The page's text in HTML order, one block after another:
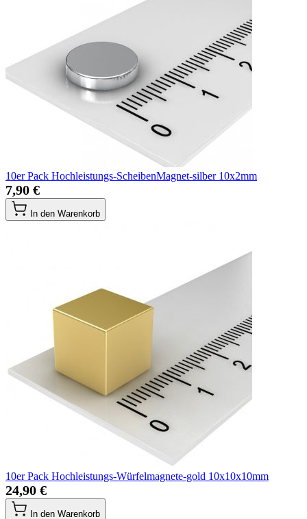
10er Pack Hochleistungs-ScheibenMagnet-silber 10x2mm
7,90 €
In den Warenkorb
10er Pack Hochleistungs-Würfelmagnete-gold 10x10x10mm
24,90 €
In den Warenkorb